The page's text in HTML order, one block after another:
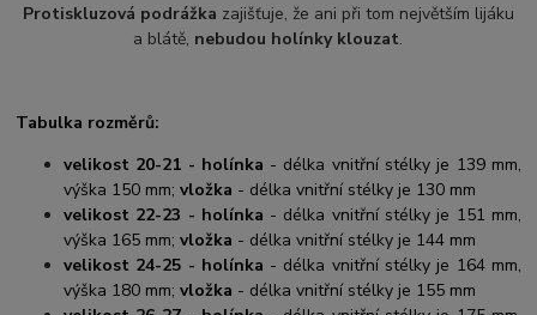
Protiskluzová podrážka zajišťuje, že ani při tom největším lijáku
a blátě, nebudou holínky klouzat.
Tabulka rozměrů:
velikost 20-21 - holínka - délka vnitřní stélky je 139 mm,
výška 150 mm;vložka - délka vnitřní stélky je 130 mm
velikost 22-23 - holínka - délka vnitřní stélky je 151 mm,
výška 165 mm;vložka - délka vnitřní stélky je 144 mm
velikost 24-25 - holínka - délka vnitřní stélky je 164 mm,
výška 180 mm;vložka - délka vnitřní stélky je 155 mm